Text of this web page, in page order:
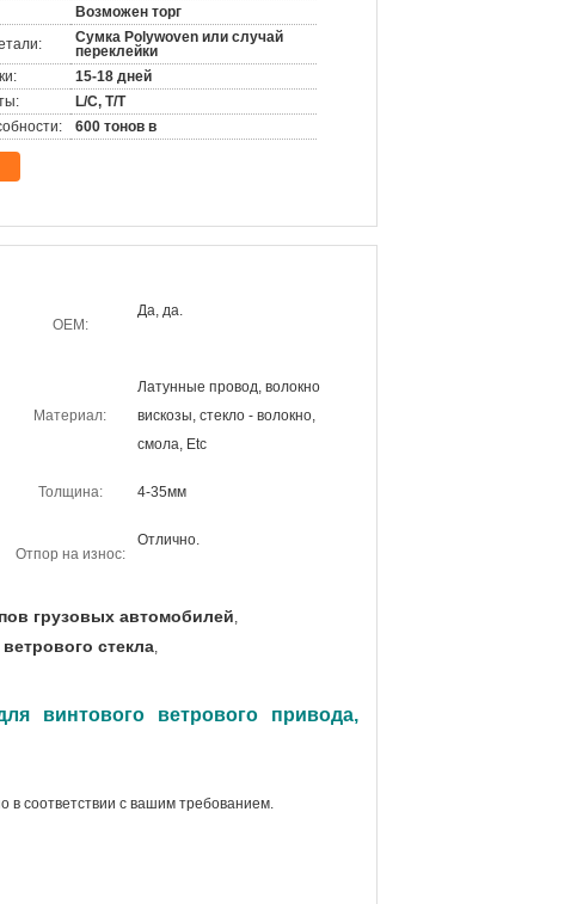
Возможен торг
Сумка Polywoven или случай
переклейки
15-18 дней
L/C, T/T
600 тонов в
OEM:
Да, да.
Материал:
Латунные провод, волокно
вискозы, стекло - волокно,
смола, Etc
Толщина: 4-35мм
Отпор на износ:
Отлично.
грузовых автомобилей,
стекла,
винтового ветрового привода,
в соответствии с вашим требованием.